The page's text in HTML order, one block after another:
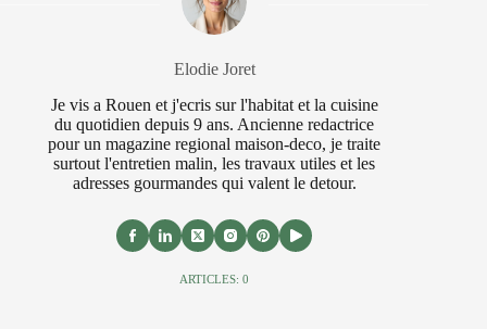
Elodie Joret
Je vis a Rouen et j'ecris sur l'habitat et la cuisine
du quotidien depuis 9 ans. Ancienne redactrice
pour un magazine regional maison-deco, je traite
surtout l'entretien malin, les travaux utiles et les
adresses gourmandes qui valent le detour.
ARTICLES: 0